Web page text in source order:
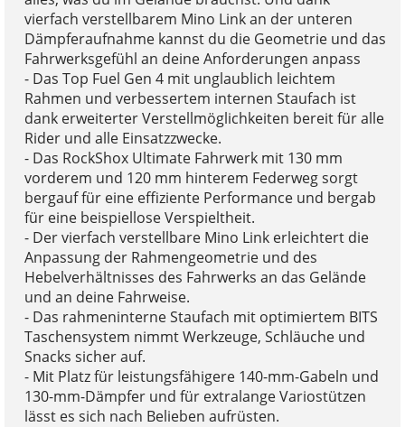
vierfach verstellbarem Mino Link an der unteren
Dämpferaufnahme kannst du die Geometrie und das
Fahrwerksgefühl an deine Anforderungen anpass
- Das Top Fuel Gen 4 mit unglaublich leichtem
Rahmen und verbessertem internen Staufach ist
dank erweiterter Verstellmöglichkeiten bereit für alle
Rider und alle Einsatzzwecke.
- Das RockShox Ultimate Fahrwerk mit 130 mm
vorderem und 120 mm hinterem Federweg sorgt
bergauf für eine effiziente Performance und bergab
für eine beispiellose Verspieltheit.
- Der vierfach verstellbare Mino Link erleichtert die
Anpassung der Rahmengeometrie und des
Hebelverhältnisses des Fahrwerks an das Gelände
und an deine Fahrweise.
- Das rahmeninterne Staufach mit optimiertem BITS
Taschensystem nimmt Werkzeuge, Schläuche und
Snacks sicher auf.
- Mit Platz für leistungsfähigere 140-mm-Gabeln und
130-mm-Dämpfer und für extralange Variostützen
lässt es sich nach Belieben aufrüsten.